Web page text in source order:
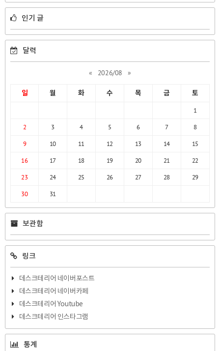
인기 글
달력
« 2026/08 »
일 월 화 수 목 금 토
1
2
3 4 5 6 7
8
9
10 11 12 13 14
15
16
17 18 19 20 21
22
23
24 25 26 27 28
29
30
31
보관함
링크
데스크테리어 네이버포스트
데스크테리어 네이버카페
데스크테리어 Youtube
데스크테리어 인스타그램
통계